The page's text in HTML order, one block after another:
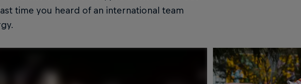
time you heard of an international team